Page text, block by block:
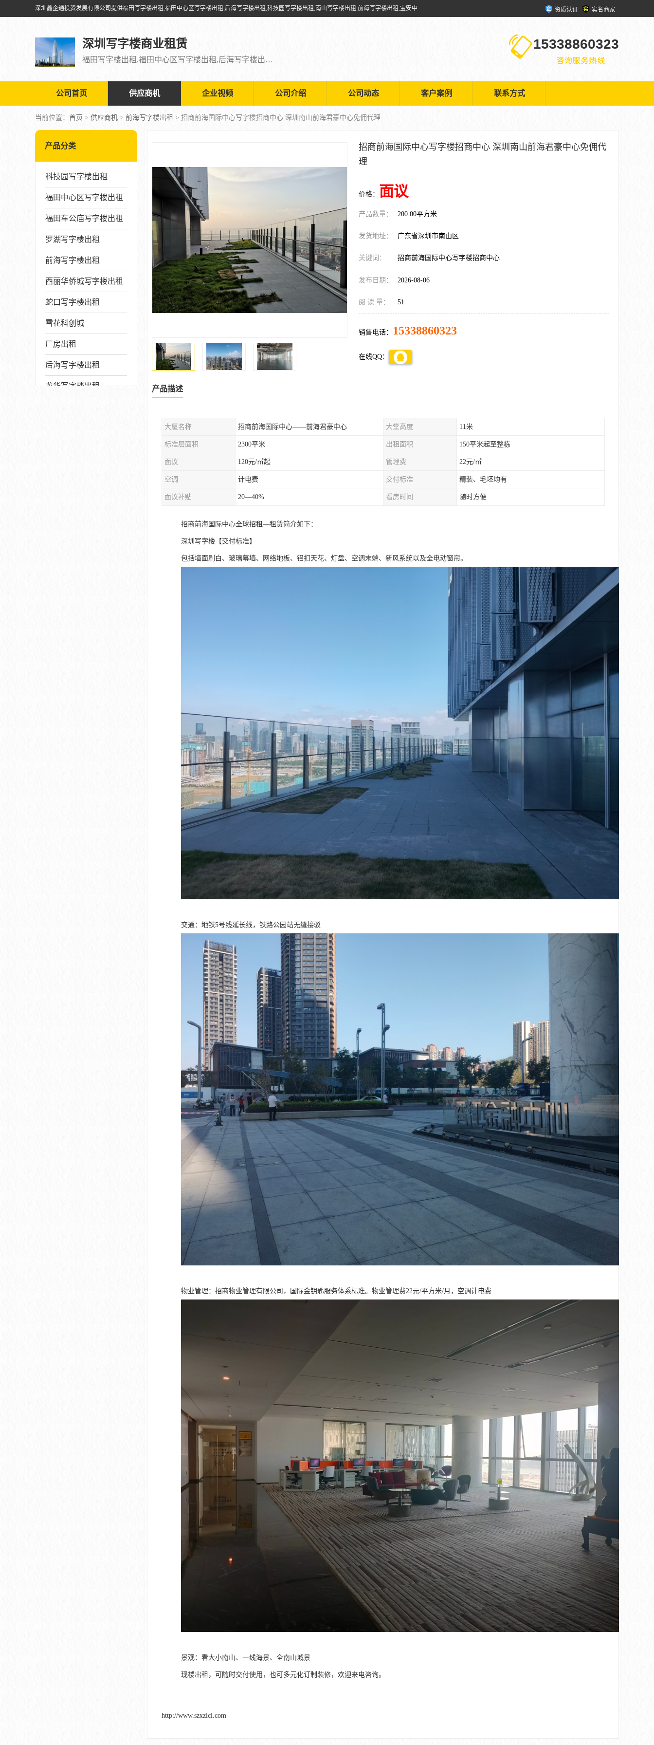
深圳鑫企通投资发展有限公司提供福田写字楼出租,福田中心区写字楼出租,后海写字楼出租,科技园写字楼出租,南山写字楼出租,前海写字楼出租,宝安中心写字楼出租,车公庙写字楼出租,深圳写字楼出租，欢迎有需要的朋友前来咨询。 资质认证 实名商家
深圳写字楼商业租赁
福田写字楼出租,福田中心区写字楼出租,后海写字楼出租,科技园写字楼出租,南山写字楼出租,前海写字楼出租,宝安中心写字楼出租
15338860323
公司首页 供应商机 企业视频 公司介绍 公司动态 客户案例 联系方式
当前位置： 首页 > 供应商机 > 前海写字楼出租 > 招商前海国际中心写字楼招商中心 深圳南山前海君豪中心免佣代理
产品分类
科技园写字楼出租
福田中心区写字楼出租
福田车公庙写字楼出租
罗湖写字楼出租
前海写字楼出租
西丽华侨城写字楼出租
蛇口写字楼出租
雪花科创城
厂房出租
后海写字楼出租
龙华写字楼出租
招商前海国际中心写字楼招商中心 深圳南山前海君豪中心免佣代
理
价格： 面议
产品数量： 200.00平方米
发货地址： 广东省深圳市南山区
关键词： 招商前海国际中心写字楼招商中心
发布日期： 2026-08-06
阅 读 量： 51
销售电话： 15338860323
在线QQ：
产品描述
大厦名称 招商前海国际中心——前海君豪中心 大堂高度 11米
标准层面积 2300平米 出租面积 150平米起至整栋
面议 120元/㎡起 管理费 22元/㎡
空调 计电费 交付标准 精装、毛坯均有
面议补贴 20—40% 看房时间 随时方便
招商前海国际中心全球招租—租赁简介如下：
深圳写字楼【交付标准】
包括墙面刷白、玻璃幕墙、网络地板、铝扣天花、灯盘、空调末端、新风系统以及全电动窗帘。
交通：地铁5号线延长线，铁路公园站无缝接驳
物业管理：招商物业管理有限公司，国际金钥匙服务体系标准。物业管理费22元/平方米/月，空调计电费
景观：看大小南山、一线海景、全南山城景
现楼出租，可随时交付使用，也可多元化订制装修，欢迎来电咨询。
http://www.szxzlcl.com